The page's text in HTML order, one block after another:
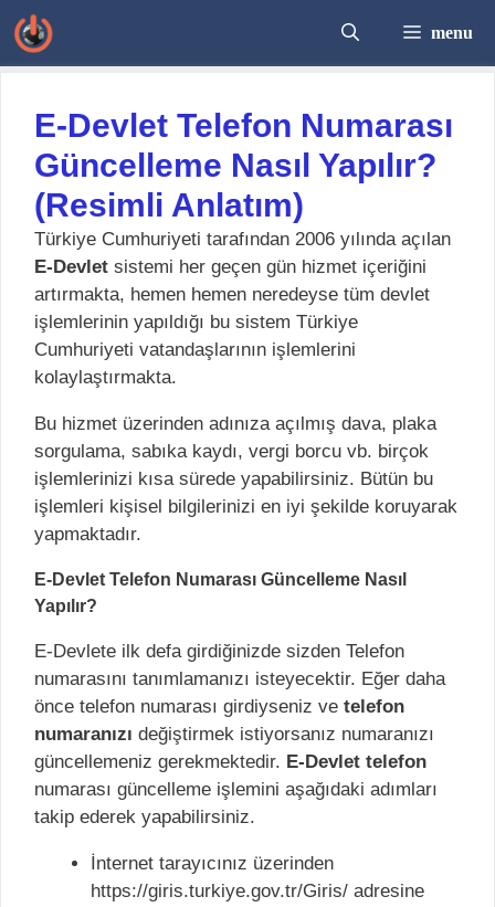
İçeriğe
atla
menu
E-Devlet Telefon Numarası
Güncelleme Nasıl Yapılır?
(Resimli Anlatım)
Türkiye Cumhuriyeti tarafından 2006 yılında açılan
E-Devlet sistemi her geçen gün hizmet içeriğini
artırmakta, hemen hemen neredeyse tüm devlet
işlemlerinin yapıldığı bu sistem Türkiye
Cumhuriyeti vatandaşlarının işlemlerini
kolaylaştırmakta.
Bu hizmet üzerinden adınıza açılmış dava, plaka
sorgulama, sabıka kaydı, vergi borcu vb. birçok
işlemlerinizi kısa sürede yapabilirsiniz. Bütün bu
işlemleri kişisel bilgilerinizi en iyi şekilde koruyarak
yapmaktadır.
E-Devlet Telefon Numarası Güncelleme Nasıl
Yapılır?
E-Devlete ilk defa girdiğinizde sizden Telefon
numarasını tanımlamanızı isteyecektir. Eğer daha
önce telefon numarası girdiyseniz ve telefon
numaranızı değiştirmek istiyorsanız numaranızı
güncellemeniz gerekmektedir. E-Devlet telefon
numarası güncelleme işlemini aşağıdaki adımları
takip ederek yapabilirsiniz.
İnternet tarayıcınız üzerinden
https://giris.turkiye.gov.tr/Giris/ adresine